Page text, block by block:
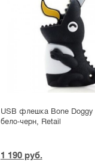
USB флешка Bone Doggy
бело-черн, Retail
1 190 руб.